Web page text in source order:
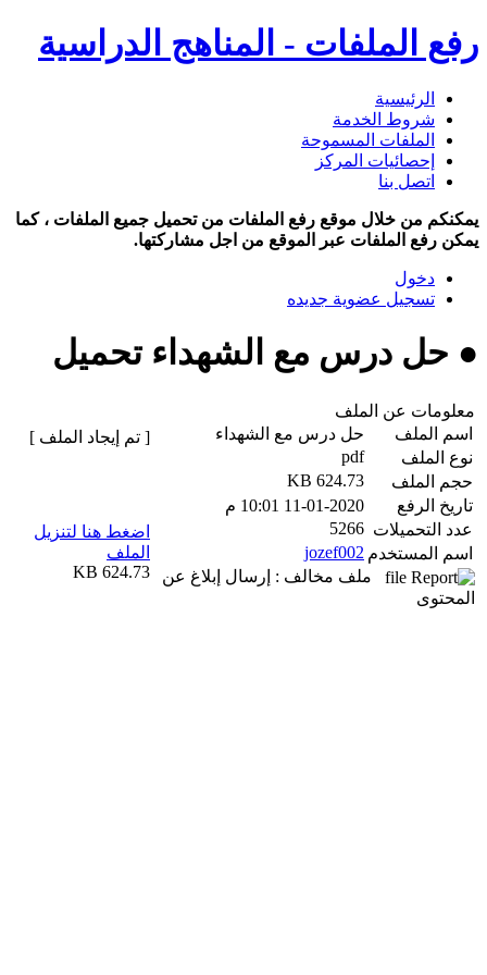
رفع الملفات - المناهج الدراسية
الرئيسية
شروط الخدمة
الملفات المسموحة
إحصائيات المركز
اتصل بنا
يمكنكم من خلال موقع رفع الملفات من تحميل جميع الملفات ، كما
يمكن رفع الملفات عبر الموقع من اجل مشاركتها.
دخول
تسجيل عضوية جديده
● حل درس مع الشهداء تحميل
معلومات عن الملف
اسم الملف
حل درس مع الشهداء
نوع الملف
pdf
حجم الملف
624.73 KB
تاريخ الرفع
11-01-2020 10:01 م
عدد التحميلات 5266
اسم المستخدم jozef002
ملف مخالف : إرسال إبلاغ عن
المحتوى
[ تم إيجاد الملف ]
اضغط هنا لتنزيل
الملف
624.73 KB